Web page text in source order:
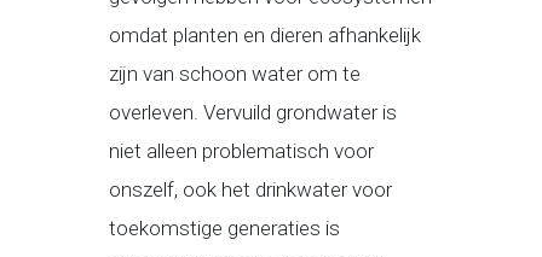
omdat planten en dieren afhankelijk
zijn van schoon water om te
overleven. Vervuild grondwater is
niet alleen problematisch voor
onszelf, ook het drinkwater voor
toekomstige generaties is